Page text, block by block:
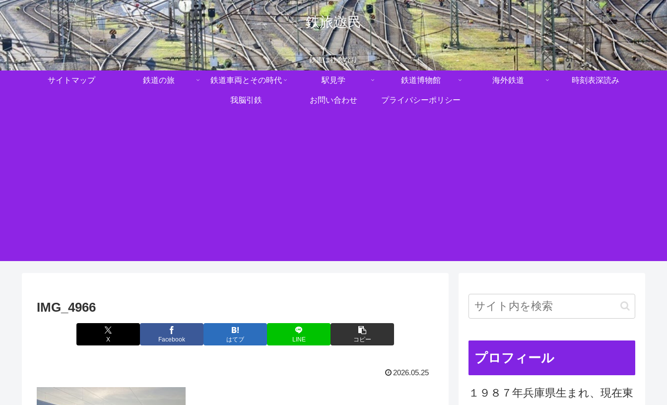
鉄旅遊民
鉄道は社会なり
サイトマップ 鉄道の旅 鉄道車両とその時代 駅見学 鉄道博物館 海外鉄道 時刻表深読み
我脳引鉄 お問い合わせ プライバシーポリシー
IMG_4966
X Facebook はてブ LINE コピー
2026.05.25
プロフィール
１９８７年兵庫県生まれ、現在東